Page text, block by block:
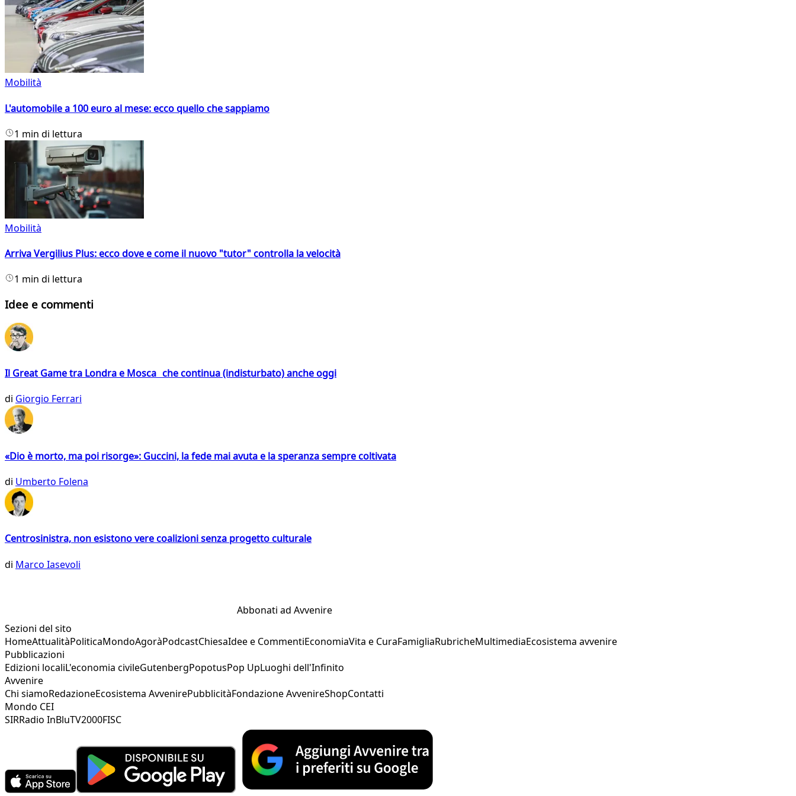
Mobilità
L'automobile a 100 euro al mese: ecco quello che sappiamo
1 min di lettura
Mobilità
Arriva Vergilius Plus: ecco dove e come il nuovo "tutor" controlla la velocità
1 min di lettura
Idee e commenti
Il Great Game tra Londra e Mosca che continua (indisturbato) anche oggi
di Giorgio Ferrari
«Dio è morto, ma poi risorge»: Guccini, la fede mai avuta e la speranza sempre coltivata
di Umberto Folena
Centrosinistra, non esistono vere coalizioni senza progetto culturale
di Marco Iasevoli
Abbonati ad Avvenire
Sezioni del sito
HomeAttualitàPoliticaMondoAgoràPodcastChiesaIdee e CommentiEconomiaVita e CuraFamigliaRubricheMultimediaEcosistema avvenire
Pubblicazioni
Edizioni localiL'economia civileGutenbergPopotusPop UpLuoghi dell'Infinito
Avvenire
Chi siamoRedazioneEcosistema AvvenirePubblicitàFondazione AvvenireShopContatti
Mondo CEI
SIRRadio InBluTV2000FISC